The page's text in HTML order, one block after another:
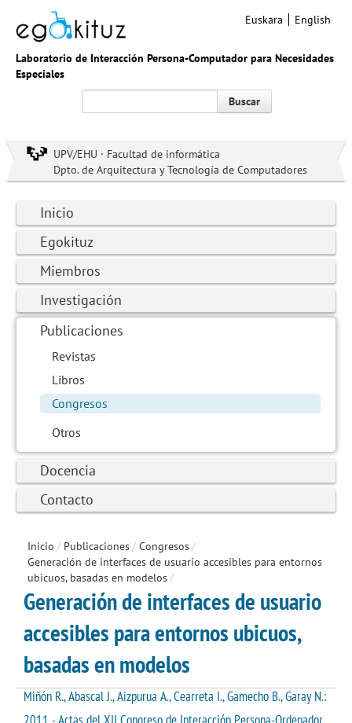
Laboratorio de Interacción Persona-Computador para Necesidades
Especiales
Euskara English
Buscar
UPV/EHU · Facultad de informática
Dpto. de Arquitectura y Tecnología de Computadores
Inicio
Egokituz
Miembros
Investigación
Publicaciones
Revistas
Libros
Congresos
Otros
Docencia
Contacto
Inicio / Publicaciones/ Congresos/
Generación de interfaces de usuario accesibles para entornos
ubicuos, basadas en modelos/
Generación de interfaces de usuario
accesibles para entornos ubicuos,
basadas en modelos
Miñón R., Abascal J., Aizpurua A., Cearreta I., Gamecho B., Garay N.: